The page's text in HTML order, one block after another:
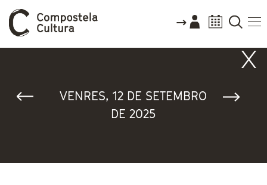
VENRES, 12 DE SETEMBRO
DE 2025